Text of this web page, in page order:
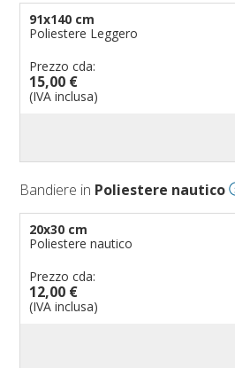
91x140 cm
Poliestere Leggero
Prezzo cda:
15,00 €
(IVA inclusa)
Bandiere in Poliestere nautico
20x30 cm
Poliestere nautico
Prezzo cda:
12,00 €
(IVA inclusa)